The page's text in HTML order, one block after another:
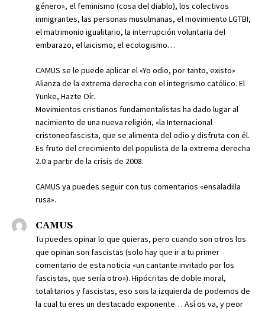
género», el feminismo (cosa del diablo), los colectivos
inmigrantes, las personas musulmanas, el movimiento LGTBI,
el matrimonio igualitario, la interrupción voluntaria del
embarazo, el laicismo, el ecologismo…
CAMUS se le puede aplicar el «Yo odio, por tanto, existo»
Alianza de la extrema derecha con el integrismo católico. El
Yunke, Hazte Oír.
Movimientos cristianos fundamentalistas ha dado lugar al
nacimiento de una nueva religión, «la Internacional
cristoneofascista, que se alimenta del odio y disfruta con él.
Es fruto del crecimiento del populista de la extrema derecha
2.0 a partir de la crisis de 2008.
CAMUS ya puedes seguir con tus comentarios «ensaladilla
rusa».
CAMUS
Tu puedes opinar lo que quieras, pero cuando son otros los
que opinan son fascistas (solo hay que ir a tu primer
comentario de esta noticia «un cantante invitado por los
fascistas, que sería otro»). Hipócritas de doble moral,
totalitarios y fascistas, eso sois la izquierda de podemos de
la cual tu eres un destacado exponente… Así os va, y peor